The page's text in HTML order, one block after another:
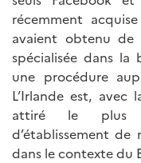
récemment
avaient obtenu de
spécialisée dans la
une procédure
L’Irlande est, avec
attiré le plus
d’établissement
dans le contexte du